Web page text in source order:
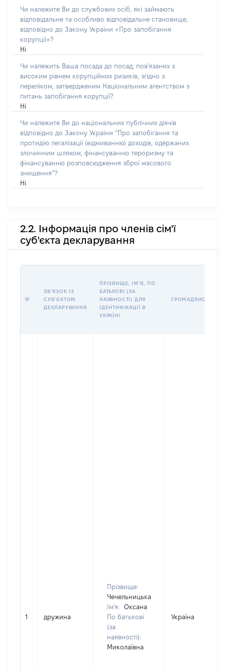
Чи належите Ви до службових осіб, які займають
відповідальне та особливо відповідальне становище,
відповідно до Закону України «Про запобігання
корупції»?
Ні
Чи належить Ваша посада до посад, пов'язаних з
високим рівнем корупційних ризиків, згідно з
переліком, затвердженим Національним агентством з
питань запобігання корупції?
Ні
Чи належите Ви до національних публічних діячів
відповідно до Закону України “Про запобігання та
протидію легалізації (відмиванню) доходів, одержаних
злочинним шляхом, фінансуванню тероризму та
фінансуванню розповсюдження зброї масового
знищення”?
Ні
2.2. Інформація про членів сім'ї
суб'єкта декларування
№
ЗВʼЯЗОК ІЗ
СУБʼЄКТОМ
ДЕКЛАРУВАННЯ
ПРІЗВИЩЕ, ІМʼЯ, ПО
БАТЬКОВІ (ЗА
НАЯВНОСТІ) ДЛЯ
ІДЕНТИФІКАЦІЇ В
УКРАЇНІ
ГРОМАДЯНСТВО
1 дружина
Прізвище:
Чечельницька
Ім'я:
Оксана
По батькові
(за
наявності):
Миколаївна
Україна